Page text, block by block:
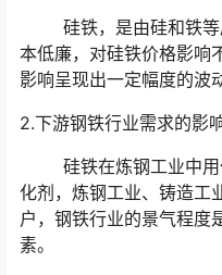
硅铁，是由硅和铁等
本低廉，对硅铁价格影响
影响呈现出一定幅度的波
2.下游钢铁行业需求的影
硅铁在炼钢工业中用
化剂，炼钢工业、铸造工
户，钢铁行业的景气程度
素。